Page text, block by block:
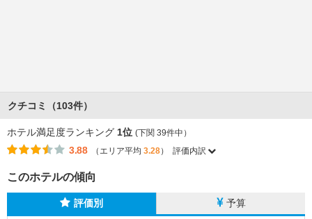
クチコミ（103件）
ホテル満足度ランキング 1位 (下関 39件中）
3.88 （エリア平均 3.28） 評価内訳
このホテルの傾向
評価別 予算